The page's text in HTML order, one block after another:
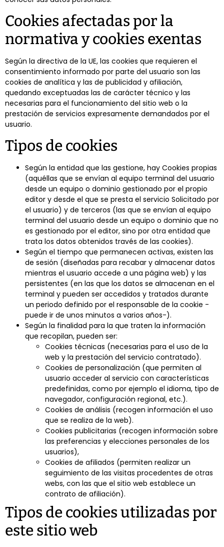
Cookies afectadas por la
normativa y cookies exentas
Según la directiva de la UE, las cookies que requieren el
consentimiento informado por parte del usuario son las
cookies de analítica y las de publicidad y afiliación,
quedando exceptuadas las de carácter técnico y las
necesarias para el funcionamiento del sitio web o la
prestación de servicios expresamente demandados por el
usuario.
Tipos de cookies
Según la entidad que las gestione, hay Cookies propias
(aquéllas que se envían al equipo terminal del usuario
desde un equipo o dominio gestionado por el propio
editor y desde el que se presta el servicio Solicitado por
el usuario) y de terceros (las que se envían al equipo
terminal del usuario desde un equipo o dominio que no
es gestionado por el editor, sino por otra entidad que
trata los datos obtenidos través de las cookies).
Según el tiempo que permanecen activas, existen las
de sesión (diseñadas para recabar y almacenar datos
mientras el usuario accede a una página web) y las
persistentes (en las que los datos se almacenan en el
terminal y pueden ser accedidos y tratados durante
un periodo definido por el responsable de la cookie -
puede ir de unos minutos a varios años-).
Según la finalidad para la que traten la información
que recopilan, pueden ser:
Cookies técnicas (necesarias para el uso de la
web y la prestación del servicio contratado).
Cookies de personalización (que permiten al
usuario acceder al servicio con características
predefinidas, como por ejemplo el idioma, tipo de
navegador, configuración regional, etc.).
Cookies de análisis (recogen información el uso
que se realiza de la web).
Cookies publicitarias (recogen información sobre
las preferencias y elecciones personales de los
usuarios),
Cookies de afiliados (permiten realizar un
seguimiento de las visitas procedentes de otras
webs, con las que el sitio web establece un
contrato de afiliación).
Tipos de cookies utilizadas por
este sitio web